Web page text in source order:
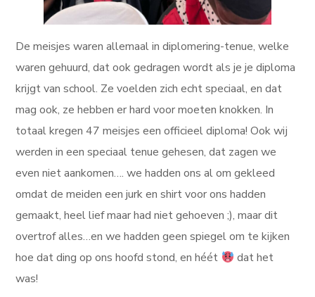
De meisjes waren allemaal in diplomering-tenue, welke
waren gehuurd, dat ook gedragen wordt als je je diploma
krijgt van school. Ze voelden zich echt speciaal, en dat
mag ook, ze hebben er hard voor moeten knokken. In
totaal kregen 47 meisjes een officieel diploma! Ook wij
werden in een speciaal tenue gehesen, dat zagen we
even niet aankomen…. we hadden ons al om gekleed
omdat de meiden een jurk en shirt voor ons hadden
gemaakt, heel lief maar had niet gehoeven ;), maar dit
overtrof alles…en we hadden geen spiegel om te kijken
hoe dat ding op ons hoofd stond, en héét
dat het
was!